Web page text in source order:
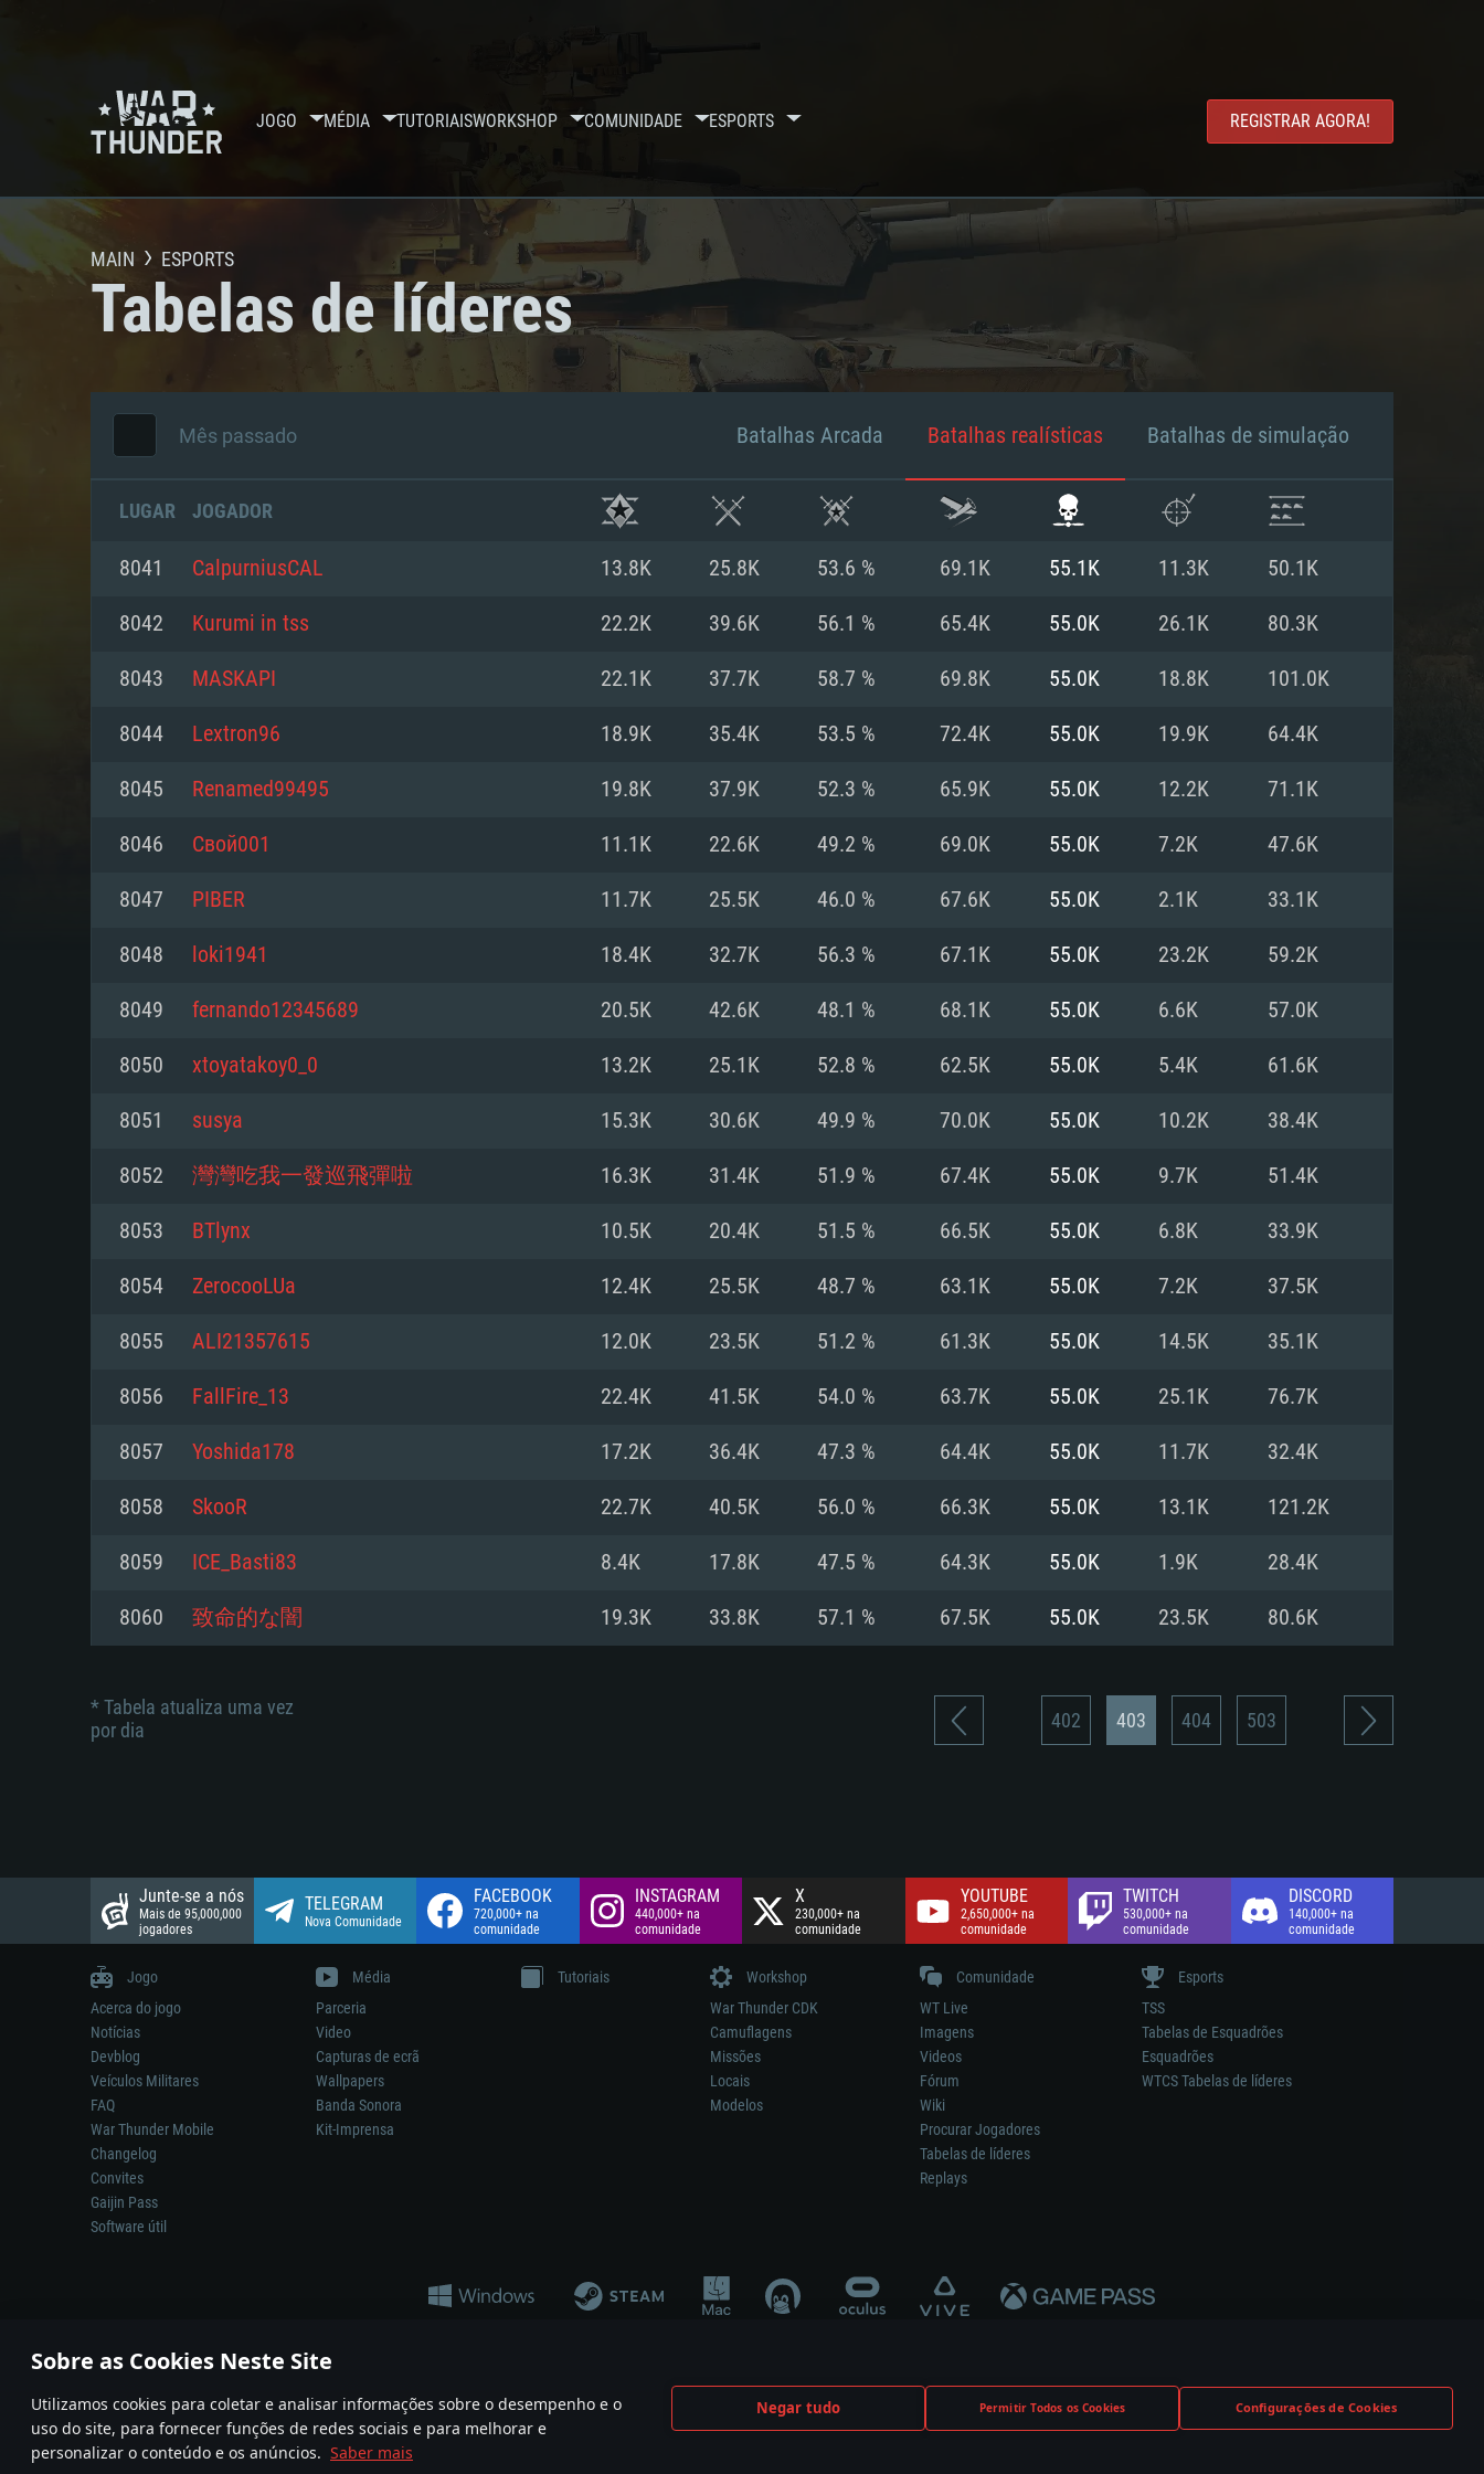
Sobre as Cookies Neste Site
Utilizamos cookies para coletar e analisar informações sobre o desempenho e o
uso do site, para fornecer funções de redes sociais e para melhorar e
personalizar o conteúdo e os anúncios. Saber mais
Negar tudo Permitir Todos os Cookies Configurações de Cookies
JOGO MÉDIA TUTORIAISWORKSHOP COMUNIDADE ESPORTS REGISTRAR AGORA!
REQUERIMENTOS DE SISTEMA
Mínimo
77XX / NVIDIA GeForce GTX 660. Resolução
mínima suportada: 720p
Network: Internet de banda larga.
Disco: 23,1 GB
Recomendado
superior
Memória: 16 GB ou mais
Placa Gráfica: Placa com DirectX 11 ou superior;
Nvidia GeForce 1060 ou superior, Radeon RX 570
Mínimo
mais recente
Processador: Core i5 2.2GHz mínimo (Intel Xeon
não suportado)
Memória: 6 GB
Placa Gráfica: Intel Iris Pro 5200 (Mac),
mínima suportada: 720p com suporte Metal.
Network: Internet de banda larga.
Disco: 21,5 GB
Recomendado
mais recente
Processador: Core i7 (Intel Xeon não suportado)
Memória: 8 GB
Placa Gráfica: Radeon Vega II ou superior com
suporte Metal.
Network: Internet de banda larga.
Disco: 60,2 GB
Mínimo
do Linux de 64bit
Processador: Dual-Core 2.4 GHz
Memória: 4 GB
Placa Gráfica: NVIDIA 660 com os drivers mais
recentes (não mais de 6 meses) / equivalentes
Vulkan (não mais de 6 meses); Resolução mínima
suportada: 720p.
Network: Internet de banda larga.
Disco: 21,5 GB
Recomendado
recentes (não mais de 6 meses) / equivalentes
AMD (Radeon RX 570) com os drivers mais
Vulkan.
Network: Internet de banda larga.
Disco: 60,2 GB
MAIN ESPORTS
Tabelas de líderes
Mês passado Batalhas Arcada Batalhas realísticas Batalhas de simulação
LUGAR JOGADOR
8041 CalpurniusCAL 13.8K 25.8K 53.6 % 69.1K 55.1K 11.3K 50.1K
8042 Kurumi in tss 22.2K 39.6K 56.1 % 65.4K 55.0K 26.1K 80.3K
8043 MASKAPI 22.1K 37.7K 58.7 % 69.8K 55.0K 18.8K 101.0K
8044 Lextron96 18.9K 35.4K 53.5 % 72.4K 55.0K 19.9K 64.4K
8045 Renamed99495 19.8K 37.9K 52.3 % 65.9K 55.0K 12.2K 71.1K
8046 Свой001 11.1K 22.6K 49.2 % 69.0K 55.0K 7.2K 47.6K
8047 PIBER 11.7K 25.5K 46.0 % 67.6K 55.0K 2.1K 33.1K
8048 loki1941 18.4K 32.7K 56.3 % 67.1K 55.0K 23.2K 59.2K
8049 fernando12345689 20.5K 42.6K 48.1 % 68.1K 55.0K 6.6K 57.0K
8050 xtoyatakoy0_0 13.2K 25.1K 52.8 % 62.5K 55.0K 5.4K 61.6K
8051 susya 15.3K 30.6K 49.9 % 70.0K 55.0K 10.2K 38.4K
8052 灣灣吃我一發巡飛彈啦 16.3K 31.4K 51.9 % 67.4K 55.0K 9.7K 51.4K
8053 BTlynx 10.5K 20.4K 51.5 % 66.5K 55.0K 6.8K 33.9K
8054 ZerocooLUa 12.4K 25.5K 48.7 % 63.1K 55.0K 7.2K 37.5K
8055 ALI21357615 12.0K 23.5K 51.2 % 61.3K 55.0K 14.5K 35.1K
8056 FallFire_13 22.4K 41.5K 54.0 % 63.7K 55.0K 25.1K 76.7K
8057 Yoshida178 17.2K 36.4K 47.3 % 64.4K 55.0K 11.7K 32.4K
8058 SkooR 22.7K 40.5K 56.0 % 66.3K 55.0K 13.1K 121.2K
8059 ICE_Basti83 8.4K 17.8K 47.5 % 64.3K 55.0K 1.9K 28.4K
8060 致命的な闇 19.3K 33.8K 57.1 % 67.5K 55.0K 23.5K 80.6K
* Tabela atualiza uma vez
por dia
402 403 404 503
Junte-se a nós
Mais de 95,000,000
jogadores
TELEGRAM
Nova Comunidade
FACEBOOK
720,000+ na
comunidade
INSTAGRAM
440,000+ na
comunidade
X
230,000+ na
comunidade
YOUTUBE
2,650,000+ na
comunidade
TWITCH
530,000+ na
comunidade
DISCORD
140,000+ na
comunidade
Jogo
Acerca do jogo
Notícias
Devblog
Veículos Militares
FAQ
War Thunder Mobile
Changelog
Convites
Gaijin Pass
Software útil
Média
Parceria
Video
Capturas de ecrã
Wallpapers
Banda Sonora
Kit-Imprensa
Tutoriais
Workshop
War Thunder CDK
Camuflagens
Missões
Locais
Modelos
Comunidade
WT Live
Imagens
Videos
Fórum
Wiki
Procurar Jogadores
Tabelas de líderes
Replays
Esports
TSS
Tabelas de Esquadrões
Esquadrões
WTCS Tabelas de líderes
A reprodução de qualquer sistema de armas ou veículo neste jogo não significa participação no desenvolvimento, patrocínio ou aval do respetivo construtor.
© 2011—2026 Gaijin Games Kft. All trademarks, logos and brand names are the property of their respective owners.
Termos e condições Termos de Serviço